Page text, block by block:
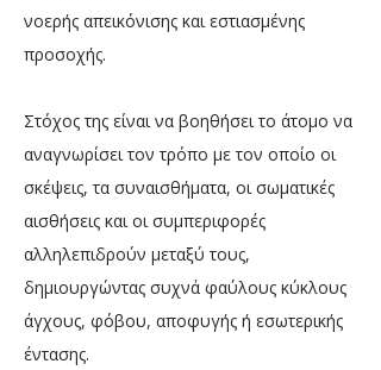
νοερής απεικόνισης και εστιασμένης
προσοχής.
Στόχος της είναι να βοηθήσει το άτομο να
αναγνωρίσει τον τρόπο με τον οποίο οι
σκέψεις, τα συναισθήματα, οι σωματικές
αισθήσεις και οι συμπεριφορές
αλληλεπιδρούν μεταξύ τους,
δημιουργώντας συχνά φαύλους κύκλους
άγχους, φόβου, αποφυγής ή εσωτερικής
έντασης.